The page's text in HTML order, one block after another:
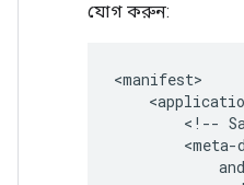
যোগ করুন:
<!--